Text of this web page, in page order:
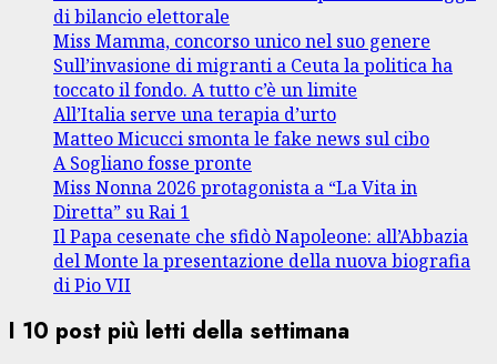
di bilancio elettorale
Miss Mamma, concorso unico nel suo genere
Sull’invasione di migranti a Ceuta la politica ha
toccato il fondo. A tutto c’è un limite
All’Italia serve una terapia d’urto
Matteo Micucci smonta le fake news sul cibo
A Sogliano fosse pronte
Miss Nonna 2026 protagonista a “La Vita in
Diretta” su Rai 1
Il Papa cesenate che sfidò Napoleone: all’Abbazia
del Monte la presentazione della nuova biografia
di Pio VII
I 10 post più letti della settimana